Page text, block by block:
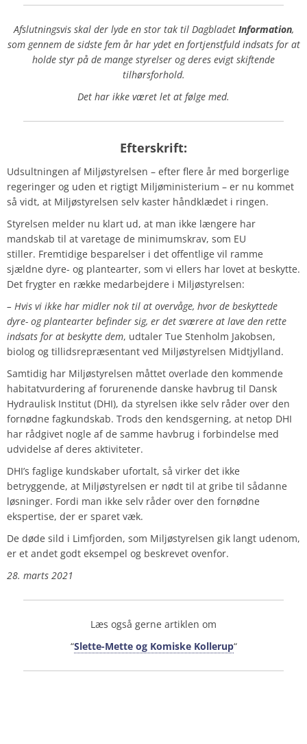
Afslutningsvis skal der lyde en stor tak til Dagbladet Information,
som gennem de sidste fem år har ydet en fortjenstfuld indsats for at
holde styr på de mange styrelser og deres evigt skiftende
tilhørsforhold.
Det har ikke været let at følge med.
Efterskrift:
Udsultningen af Miljøstyrelsen – efter flere år med borgerlige
regeringer og uden et rigtigt Miljøministerium – er nu kommet
så vidt, at Miljøstyrelsen selv kaster håndklædet i ringen.
Styrelsen melder nu klart ud, at man ikke længere har
mandskab til at varetage de minimumskrav, som EU
stiller. Fremtidige besparelser i det offentlige vil ramme
sjældne dyre- og plantearter, som vi ellers har lovet at beskytte.
Det frygter en række medarbejdere i Miljøstyrelsen:
– Hvis vi ikke har midler nok til at overvåge, hvor de beskyttede
dyre- og plantearter befinder sig, er det sværere at lave den rette
indsats for at beskytte dem, udtaler Tue Stenholm Jakobsen,
biolog og tillidsrepræsentant ved Miljøstyrelsen Midtjylland.
Samtidig har Miljøstyrelsen måttet overlade den kommende
habitatvurdering af forurenende danske havbrug til Dansk
Hydraulisk Institut (DHI), da styrelsen ikke selv råder over den
fornødne fagkundskab. Trods den kendsgerning, at netop DHI
har rådgivet nogle af de samme havbrug i forbindelse med
udvidelse af deres aktiviteter.
DHI’s faglige kundskaber ufortalt, så virker det ikke
betryggende, at Miljøstyrelsen er nødt til at gribe til sådanne
løsninger. Fordi man ikke selv råder over den fornødne
ekspertise, der er sparet væk.
De døde sild i Limfjorden, som Miljøstyrelsen gik langt udenom,
er et andet godt eksempel og beskrevet ovenfor.
28. marts 2021
Læs også gerne artiklen om
“Slette-Mette og Komiske Kollerup“